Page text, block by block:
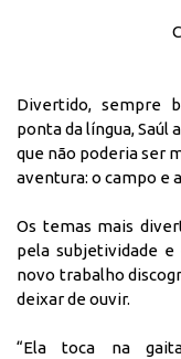
Divertido, sempre
ponta da língua, Saúl
que não poderia ser
aventura: o campo e
Os temas mais
pela subjetividade
novo trabalho
deixar de ouvir.
“Ela toca na